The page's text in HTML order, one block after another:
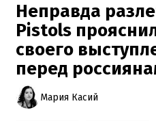
Неправда
Pistols
своего
перед
Мария Касий